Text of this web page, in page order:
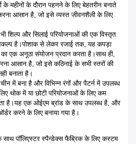
महीनों के दौरान पहनने के लिए बेहतरीन बनाते
आसान है, जो इसे व्यस्त जीवनशैली के लिए
शिल्प और सिलाई परियोजनाओं की एक विस्तृत
है।पोशाक से लेकर रजाई तक, यह कपड़ा
एक अनूठा संयोजन प्रदान करता है।साथ ही,
आसान है, जो इसे कठिनाई के सभी स्तरों की
बनाता है।
में बना है और विभिन्न रंगों और पैटर्न में उपलब्ध
थोक में या छोटी परियोजनाओं के लिए कम
है।यह एक ओईएम ब्रांड के साथ उपलब्ध है, और
करने के लिए बनाया गया है।
साथ पॉलिएस्टर स्पैन्डेक्स फैब्रिक के लिए कस्टम